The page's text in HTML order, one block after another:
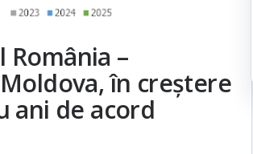
România –
în creștere
ani de acord